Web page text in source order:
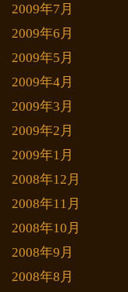
2009年7月
2009年6月
2009年5月
2009年4月
2009年3月
2009年2月
2009年1月
2008年12月
2008年11月
2008年10月
2008年9月
2008年8月